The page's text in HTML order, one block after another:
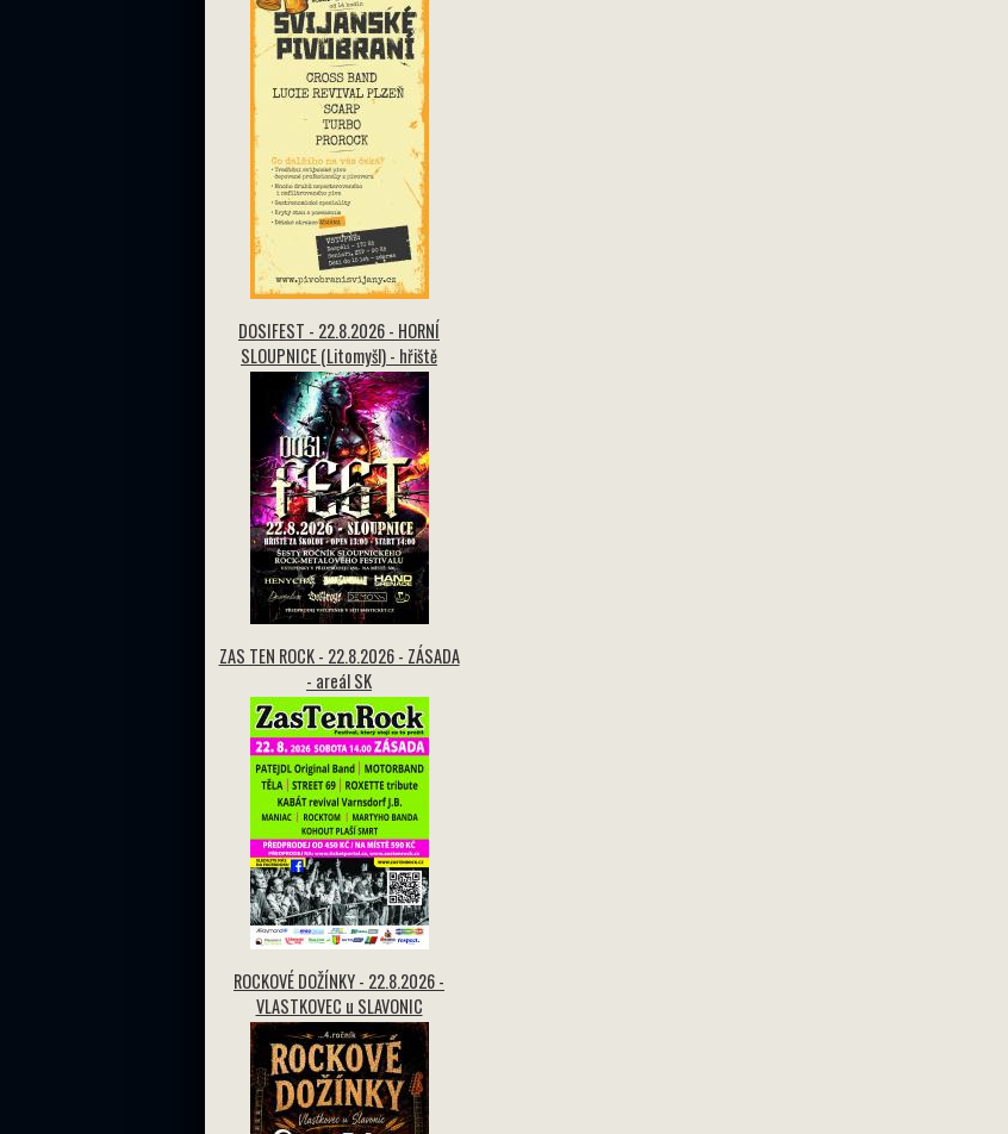
DOSIFEST - 22.8.2026 - HORNÍ
SLOUPNICE (Litomyšl) - hřiště
ZAS TEN ROCK - 22.8.2026 - ZÁSADA
- areál SK
ROCKOVÉ DOŽÍNKY - 22.8.2026 -
VLASTKOVEC u SLAVONIC